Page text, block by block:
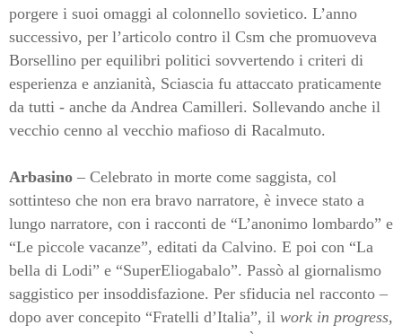
porgere i suoi omaggi al colonnello sovietico. L’anno
successivo, per l’articolo contro il Csm che promuoveva
Borsellino per equilibri politici sovvertendo i criteri di
esperienza e anzianità, Sciascia fu attaccato praticamente
da tutti - anche da Andrea Camilleri. Sollevando anche il
vecchio cenno al vecchio mafioso di Racalmuto.
Arbasino – Celebrato in morte come saggista, col
sottinteso che non era bravo narratore, è invece stato a
lungo narratore, con i racconti de “L’anonimo lombardo” e
“Le piccole vacanze”, editati da Calvino. E poi con “La
bella di Lodi” e “SuperEliogabalo”. Passò al giornalismo
saggistico per insoddisfazione. Per sfiducia nel racconto –
dopo aver concepito “Fratelli d’Italia”, il work in progress,